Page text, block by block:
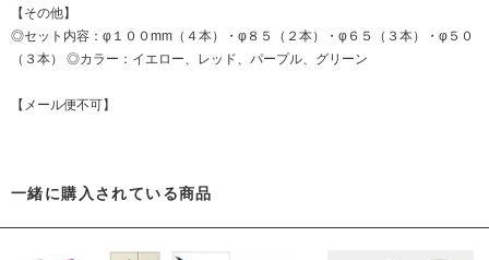
【その他】
◎セット内容：φ１００mm（４本）・φ８５（２本）・φ６５（３本）・φ５０
（３本） ◎カラー：イエロー、レッド、パープル、グリーン
【メール便不可】
一緒に購入されている商品